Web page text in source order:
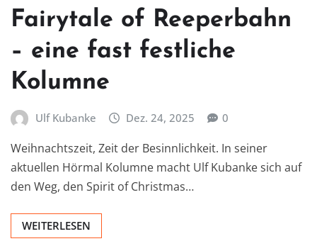
Fairytale of Reeperbahn
– eine fast festliche
Kolumne
Ulf Kubanke Dez. 24, 2025 0
Weihnachtszeit, Zeit der Besinnlichkeit. In seiner
aktuellen Hörmal Kolumne macht Ulf Kubanke sich auf
den Weg, den Spirit of Christmas…
WEITERLESEN